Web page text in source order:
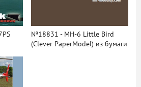
№18831 - MH-6 Little Bird
(Clever PaperModel) из бумаги